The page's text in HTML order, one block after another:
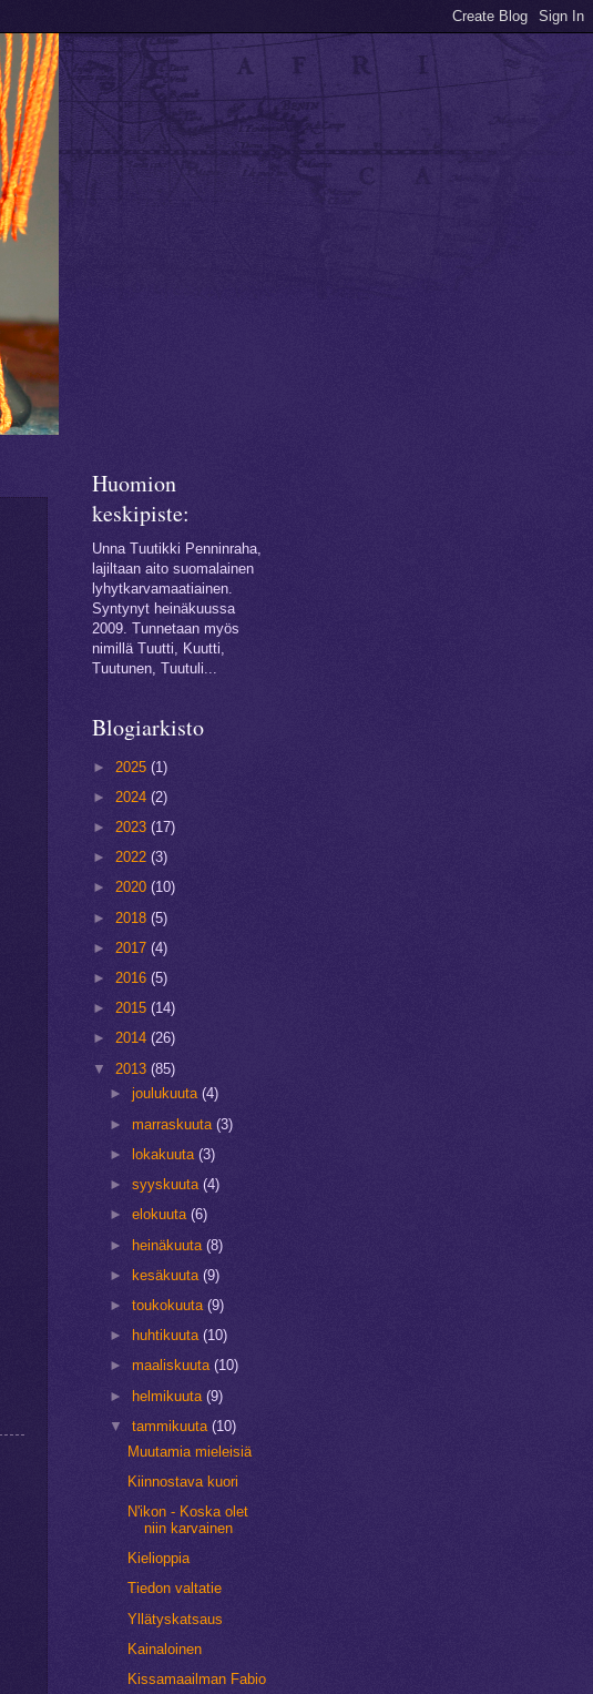
Huomion
keskipiste:
Unna Tuutikki Penninraha,
lajiltaan aito suomalainen
lyhytkarvamaatiainen.
Syntynyt heinäkuussa
2009. Tunnetaan myös
nimillä Tuutti, Kuutti,
Tuutunen, Tuutuli...
Blogiarkisto
► 2025 (1)
► 2024 (2)
► 2023 (17)
► 2022 (3)
► 2020 (10)
► 2018 (5)
► 2017 (4)
► 2016 (5)
► 2015 (14)
► 2014 (26)
▼ 2013 (85)
►joulukuuta(4)
►marraskuuta(3)
►
lokakuuta(3)
►syyskuuta(4)
►elokuuta(6)
►heinäkuuta(8)
►kesäkuuta(9)
►toukokuuta(9)
►
huhtikuuta(10)
►maaliskuuta(10)
►helmikuuta(9)
▼tammikuuta(10)
Muutamia mieleisiä
Kiinnostava kuori
N'ikon - Koska olet
niin karvainen
Kielioppia
Tiedon valtatie
Yllätyskatsaus
Kainaloinen
Kissamaailman Fabio